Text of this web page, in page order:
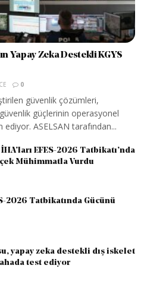
Yapay Zeka Destekli KGYS
0
güvenlik çözümleri,
güçlerinin operasyonel
ASELSAN tarafından...
EFES-2026 Tatbikatı’nda
Mühimmatla Vurdu
2026 Tatbikatında Gücünü
yapay zeka destekli dış iskelet
test ediyor